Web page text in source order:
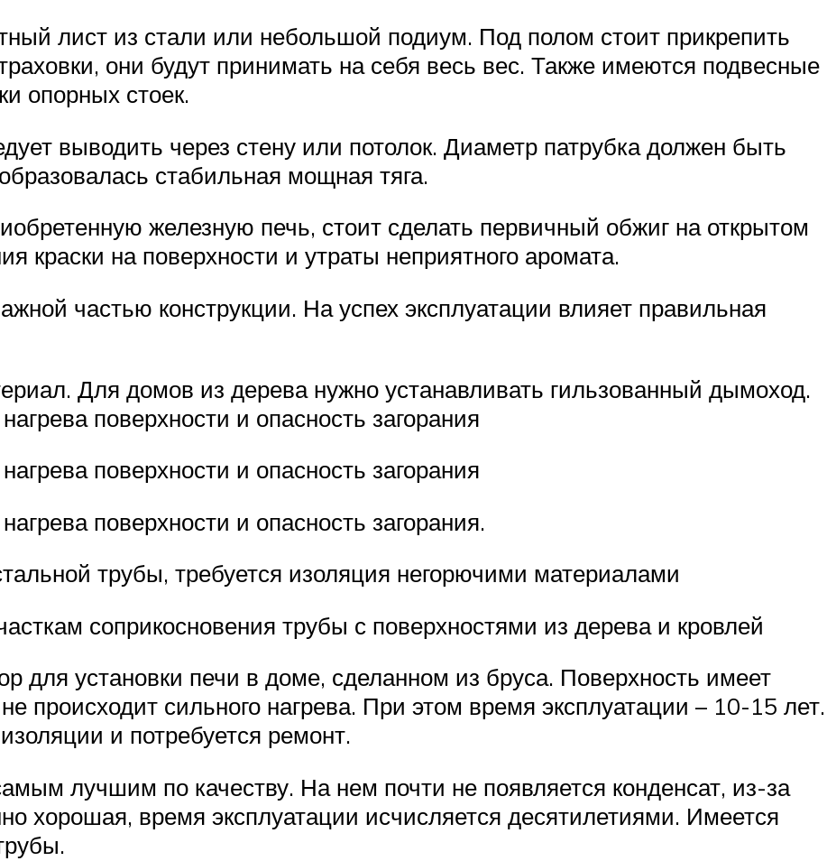
лист из стали или небольшой подиум. Под полом стоит прикрепить
они будут принимать на себя весь вес. Также имеются подвесные
опорных стоек.
выводить через стену или потолок. Диаметр патрубка должен быть
стабильная мощная тяга.
железную печь, стоит сделать первичный обжиг на открытом
краски на поверхности и утраты неприятного аромата.
частью конструкции. На успех эксплуатации влияет правильная
Для домов из дерева нужно устанавливать гильзованный дымоход.
поверхности и опасность загорания
поверхности и опасность загорания
поверхности и опасность загорания.
трубы, требуется изоляция негорючими материалами
соприкосновения трубы с поверхностями из дерева и кровлей
для установки печи в доме, сделанном из бруса. Поверхность имеет
происходит сильного нагрева. При этом время эксплуатации – 10-15 лет.
и потребуется ремонт.
лучшим по качеству. На нем почти не появляется конденсат, из-за
хорошая, время эксплуатации исчисляется десятилетиями. Имеется